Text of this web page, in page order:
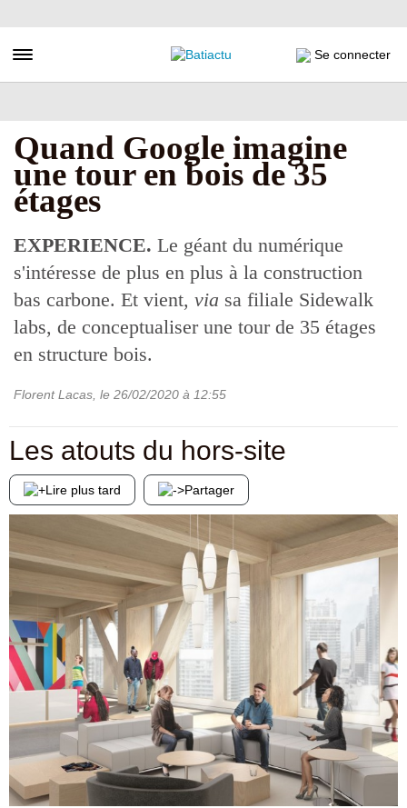
au
principal
Toggle navigation Se connecter
Quand Google imagine
une tour en bois de 35
étages
EXPERIENCE. Le géant du numérique
s'intéresse de plus en plus à la construction
bas carbone. Et vient, via sa filiale Sidewalk
labs, de conceptualiser une tour de 35 étages
en structure bois.
Florent Lacas , le 26/02/2020 à 12:55
Les atouts du hors-site
Lire plus tard Partager